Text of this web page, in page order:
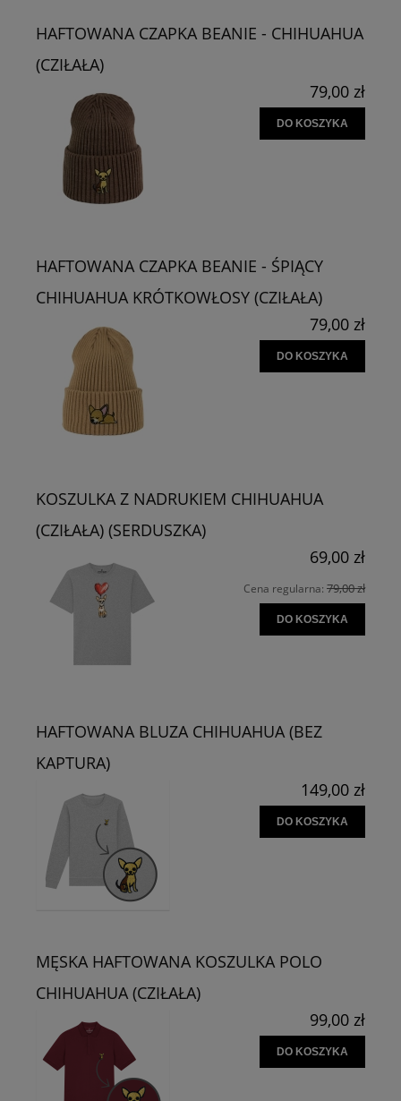
HAFTOWANA CZAPKA BEANIE - CHIHUAHUA
(CZIŁAŁA)
79,00 zł
DO KOSZYKA
HAFTOWANA CZAPKA BEANIE - ŚPIĄCY
CHIHUAHUA KRÓTKOWŁOSY (CZIŁAŁA)
79,00 zł
DO KOSZYKA
KOSZULKA Z NADRUKIEM CHIHUAHUA
(CZIŁAŁA) (SERDUSZKA)
69,00 zł
Cena regularna: 79,00 zł
DO KOSZYKA
HAFTOWANA BLUZA CHIHUAHUA (BEZ
KAPTURA)
149,00 zł
DO KOSZYKA
MĘSKA HAFTOWANA KOSZULKA POLO
CHIHUAHUA (CZIŁAŁA)
99,00 zł
DO KOSZYKA